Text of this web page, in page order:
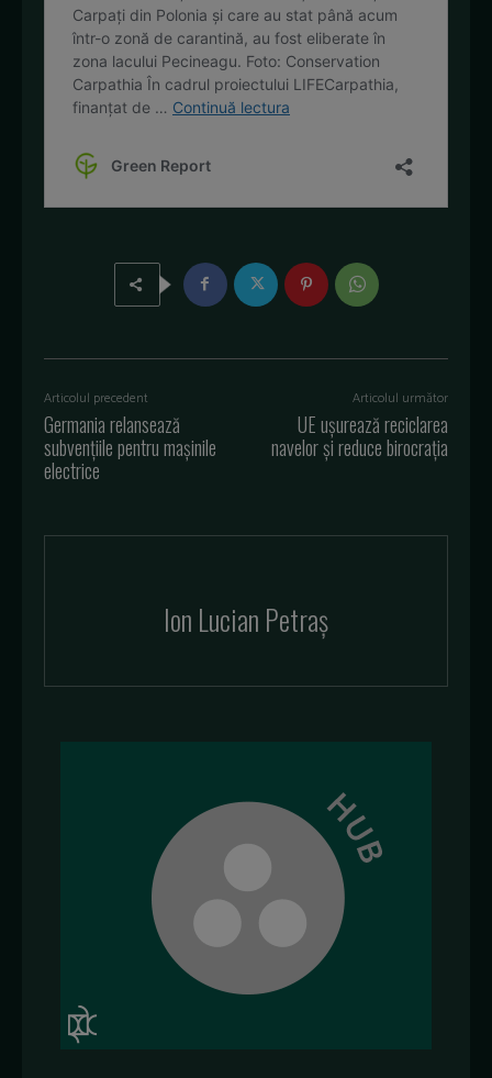
Articolul precedent
Germania relansează
subvențiile pentru mașinile
electrice
Articolul următor
UE ușurează reciclarea
navelor și reduce birocrația
Ion Lucian Petraș